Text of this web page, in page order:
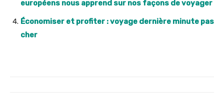
européens nous apprend sur nos façons de voyager
Économiser et profiter : voyage dernière minute pas
cher